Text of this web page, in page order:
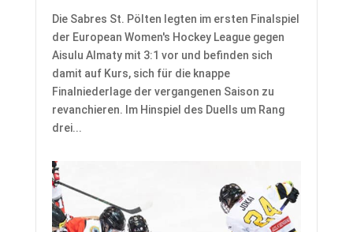
Die Sabres St. Pölten legten im ersten Finalspiel
der European Women's Hockey League gegen
Aisulu Almaty mit 3:1 vor und befinden sich
damit auf Kurs, sich für die knappe
Finalniederlage der vergangenen Saison zu
revanchieren. Im Hinspiel des Duells um Rang
drei...